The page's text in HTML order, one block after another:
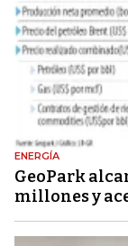
ENERGÍA
GeoPark
millones y